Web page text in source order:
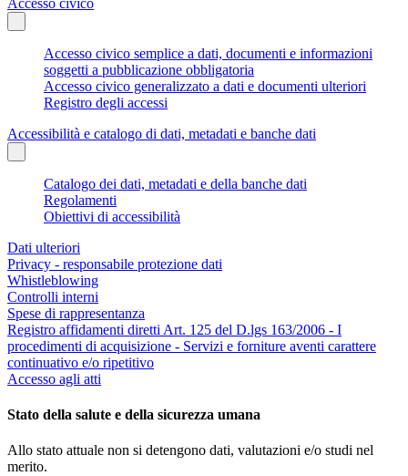
Accesso civico semplice a dati, documenti e informazioni
soggetti a pubblicazione obbligatoria
Accesso civico generalizzato a dati e documenti ulteriori
Registro degli accessi
Accessibilità e catalogo di dati, metadati e banche dati
Catalogo dei dati, metadati e della banche dati
Regolamenti
Obiettivi di accessibilità
Dati ulteriori
Privacy - responsabile protezione dati
Whistleblowing
Controlli interni
Spese di rappresentanza
Registro affidamenti diretti Art. 125 del D.lgs 163/2006 - I
procedimenti di acquisizione - Servizi e forniture aventi carattere
continuativo e/o ripetitivo
Accesso agli atti
Stato della salute e della sicurezza umana
Allo stato attuale non si detengono dati, valutazioni e/o studi nel
merito.